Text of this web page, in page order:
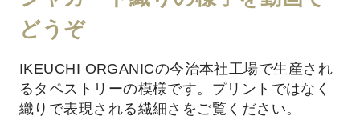
どうぞ
IKEUCHI ORGANICの今治本社工場で生産され
るタペストリーの模様です。プリントではなく
織りで表現される繊細さをご覧ください。